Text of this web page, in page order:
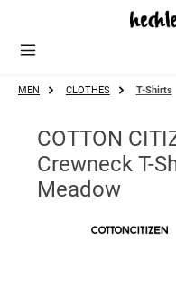
Zum Hauptinhalt springen
MEN CLOTHES T-Shirts
COTTON
Crewneck T-
Meadow